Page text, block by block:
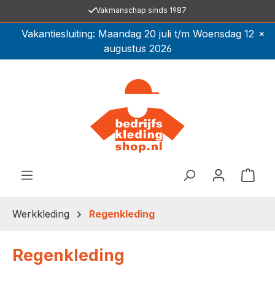
Ga naar de hoofdinhoudVakmanschap sinds 1987
Vakantiesluiting: Maandag 20 juli t/m Woensdag 12
augustus 2026
×
Werkkleding Regenkleding
Regenkleding